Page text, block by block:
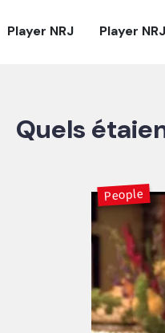
Player NRJ Player
Quels
People